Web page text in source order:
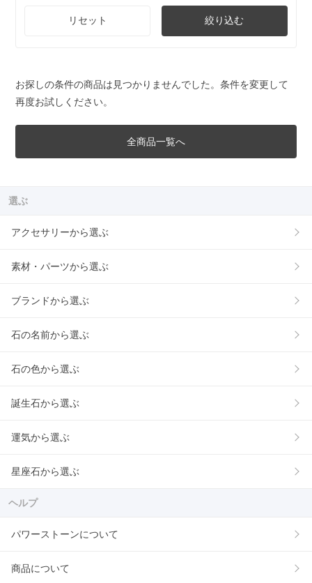
リセット 絞り込む
お探しの条件の商品は見つかりませんでした。条件を変更して
再度お試しください。
全商品一覧へ
選ぶ
アクセサリーから選ぶ
素材・パーツから選ぶ
ブランドから選ぶ
石の名前から選ぶ
石の色から選ぶ
誕生石から選ぶ
運気から選ぶ
星座石から選ぶ
ヘルプ
パワーストーンについて
商品について